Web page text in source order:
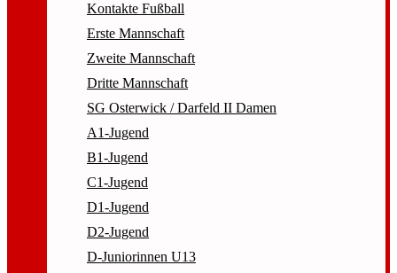
Kontakte Fußball
Erste Mannschaft
Zweite Mannschaft
Dritte Mannschaft
SG Osterwick / Darfeld II Damen
A1-Jugend
B1-Jugend
C1-Jugend
D1-Jugend
D2-Jugend
D-Juniorinnen U13